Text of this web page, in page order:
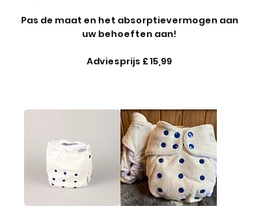
Pas de maat en het absorptievermogen aan
uw behoeften aan!
Adviesprijs £ 15,99